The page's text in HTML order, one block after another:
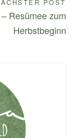
POST
Resümee zum
Herbstbeginn